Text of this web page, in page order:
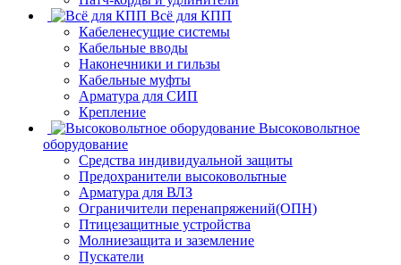
Всё для КПП
Кабеленесущие системы
Кабельные вводы
Наконечники и гильзы
Кабельные муфты
Арматура для СИП
Крепление
Высоковольтное
оборудование
Средства индивидуальной защиты
Предохранители высоковольтные
Арматура для ВЛЗ
Ограничители перенапряжений(ОПН)
Птицезащитные устройства
Молниезащита и заземление
Пускатели